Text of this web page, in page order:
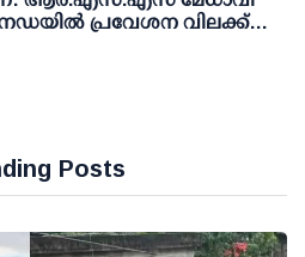
പ്രവേശന വിലക്ക്
Posts